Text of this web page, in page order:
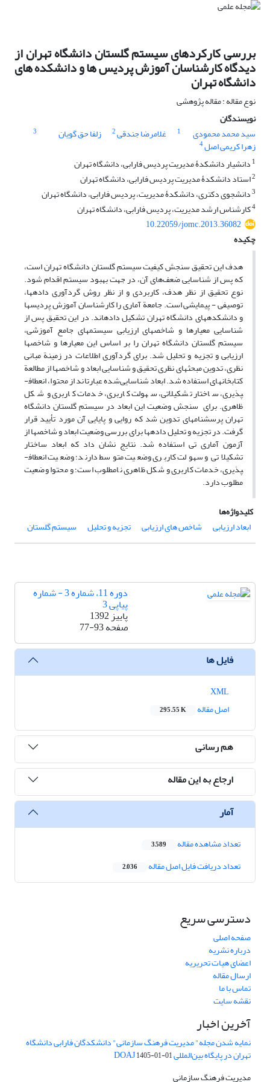
بررسی کارکردهای سیستم گلستان دانشگاه تهران از
دیدگاه کارشناسان آموزش پردیس ها و دانشکده های
دانشگاه تهران
نوع مقاله : مقاله پژوهشی
نویسندگان
سید محمد محمودی
1 غلامرضا جندقی2 زلفا حق گویان 3
زهرا کریمی اصل4
1 دانشیار دانشکدۀ مدیریت پردیس فارابی، دانشگاه تهران
2استاد دانشکدۀ مدیریت پردیس فارابی، دانشگاه تهران
3دانشجوی دکتری، دانشکدۀ مدیریت، پردیس فارابی، دانشگاه تهران
4کارشناس ارشد مدیریت، پردیس فارابی، دانشگاه تهران
10.22059/jomc.2013.36082
چکیده
هدف این تحقیق سنجش کیفیت سیستم گلستان دانشگاه تهران است،
که پس از شناسایی ضعف‌های آن، در جهت بهبود سیستم اقدام شود.
نوع تحقیق از نظر هدف، کاربردی و از نظر روش گردآوری داده­ها،
توصیفی - پیمایشی است. جامعة آماری را کارشناسان آموزش پردیس­ها
و دانشکده­های دانشگاه تهران تشکیل داده­اند. در این تحقیق پس از
شناسایی معیارها و شاخص­های ارزیابی سیستم­های جامع آموزشی،
سیستم گلستان دانشگاه تهران را بر اساس این معیارها و شاخص­ها
ارزیابی و تجزیه و تحلیل شد. برای گردآوری اطلاعات در زمینة مبانی
نظری، تدوین مبحث­های نظری تحقیق و شناسایی ابعاد و شاخص­ها از مطالعة
کتابخانه­ای استفاده شد. ابعاد شناسایی‌شده عبارت­اند از محتوا، انعطاف­
پذیری، ساختار تشکیلاتی، سهولت کاربری، خدمات کاربری و شکل
ظاهری. برای سنجش وضعیت این ابعاد در سیستم گلستان دانشگاه
تهران پرسشنامه­ای تدوین شد که روایی و پایایی آن مورد تأیید قرار
گرفت. در تجزیه و تحلیل داده­ها برای بررسی وضعیت ابعاد و شاخص­ها از
آزمون آماری تی استفاده شد. نتایج نشان داد که ابعاد ساختار
تشکیلاتی و سهولت کاربری وضعیت متوسط دارند؛ وضعیت انعطاف­
پذیری، خدمات کاربری و شکل ظاهری نامطلوب است؛ و محتوا وضعیت
مطلوب دارد.
کلیدواژه‌ها
ابعاد ارزیابی
شاخص های ارزیابی تجزیه و تحلیل سیستم گلستان
دوره 11، شماره 3 - شماره
پیاپی 3
پاییز 1392
صفحه77-93
فایل ها
اصل مقاله
295.55 K
هم رسانی
ارجاع به این مقاله
آمار
تعداد مشاهده مقاله 3,589
تعداد دریافت فایل اصل مقاله 2,036
دسترسی سریع
صفحه اصلی
درباره نشریه
اعضای هیات تحریریه
ارسال مقاله
تماس با ما
نقشه سایت
آخرین اخبار
نمایه شدن مجله" مدیریت فرهنگ سازمانی" دانشکدگان فارابی دانشگاه
تهران در پایگاه بین‌المللی DOAJ1405-01-01
مدیریت فرهنگ سازمانی